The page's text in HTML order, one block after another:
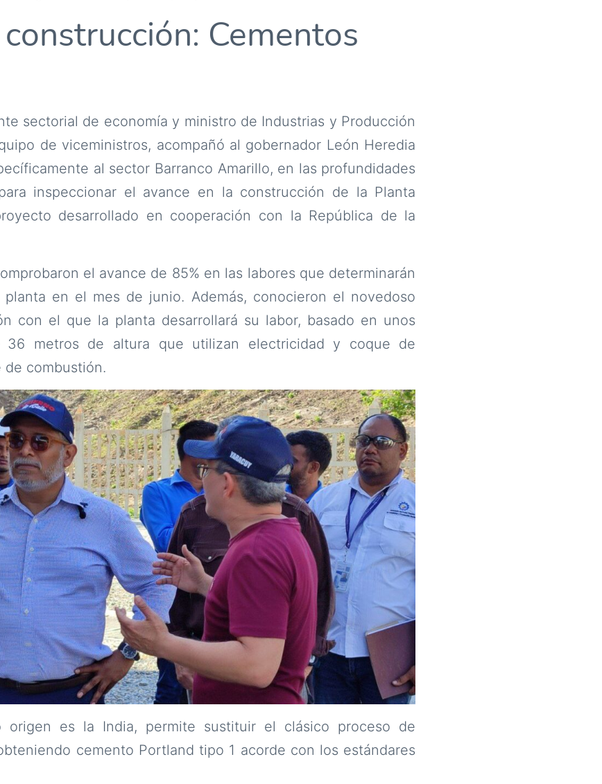
Cementos
sectorial de economía y ministro de Industrias y Producción
de viceministros, acompañó al gobernador León Heredia
al sector Barranco Amarillo, en las profundidades
inspeccionar el avance en la construcción de la Planta
desarrollado en cooperación con la República de la
el avance de 85% en las labores que determinarán
en el mes de junio. Además, conocieron el novedoso
con el que la planta desarrollará su labor, basado en unos
36 metros de altura que utilizan electricidad y coque de
combustión.
origen es la India, permite sustituir el clásico proceso de
cemento Portland tipo 1 acorde con los estándares